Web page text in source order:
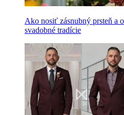
Ako nosiť zásnubný prsteň a
svadobné tradície